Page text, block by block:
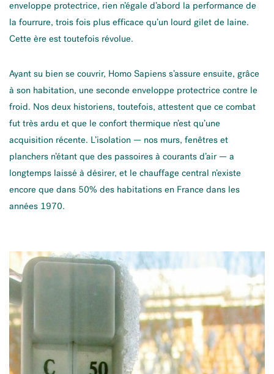
enveloppe protectrice, rien n’égale d’abord la performance de
la fourrure, trois fois plus efficace qu’un lourd gilet de laine.
Cette ère est toutefois révolue.
Ayant su bien se couvrir, Homo Sapiens s’assure ensuite, grâce
à son habitation, une seconde enveloppe protectrice contre le
froid. Nos deux historiens, toutefois, attestent que ce combat
fut très ardu et que le confort thermique n’est qu’une
acquisition récente. L’isolation — nos murs, fenêtres et
planchers n’étant que des passoires à courants d’air — a
longtemps laissé à désirer, et le chauffage central n’existe
encore que dans 50% des habitations en France dans les
années 1970.